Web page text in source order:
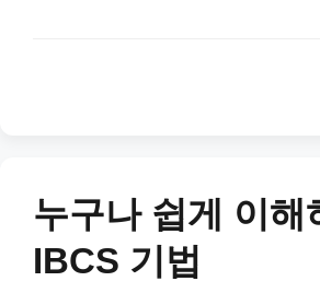
누구나 쉽게 이해
IBCS 기법